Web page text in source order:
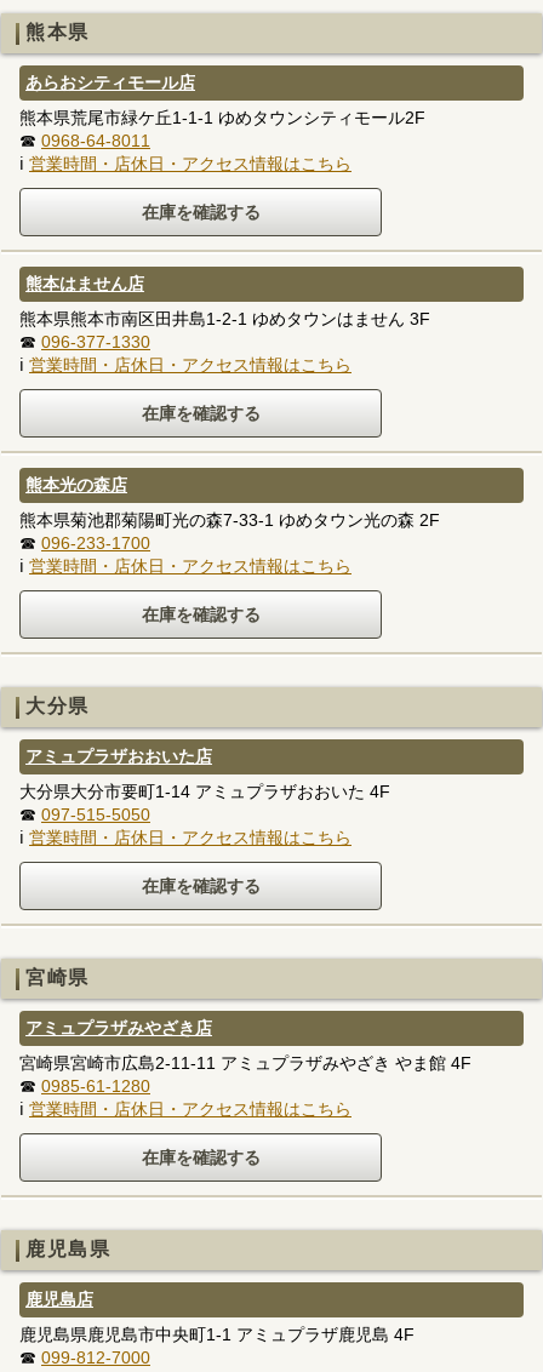
熊本県
あらおシティモール店
熊本県荒尾市緑ケ丘1-1-1 ゆめタウンシティモール2F
☎ 0968-64-8011
ℹ 営業時間・店休日・アクセス情報はこちら
熊本はません店
熊本県熊本市南区田井島1-2-1 ゆめタウンはません 3F
☎ 096-377-1330
ℹ 営業時間・店休日・アクセス情報はこちら
熊本光の森店
熊本県菊池郡菊陽町光の森7-33-1 ゆめタウン光の森 2F
☎ 096-233-1700
ℹ 営業時間・店休日・アクセス情報はこちら
大分県
アミュプラザおおいた店
大分県大分市要町1-14 アミュプラザおおいた 4F
☎ 097-515-5050
ℹ 営業時間・店休日・アクセス情報はこちら
宮崎県
アミュプラザみやざき店
宮崎県宮崎市広島2-11-11 アミュプラザみやざき やま館 4F
☎ 0985-61-1280
ℹ 営業時間・店休日・アクセス情報はこちら
鹿児島県
鹿児島店
鹿児島県鹿児島市中央町1-1 アミュプラザ鹿児島 4F
☎ 099-812-7000